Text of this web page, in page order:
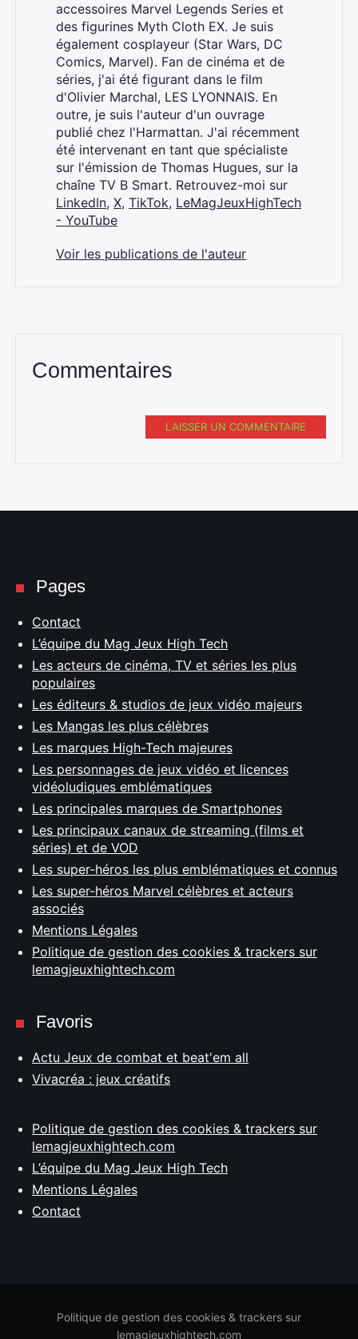
accessoires Marvel Legends Series et
des figurines Myth Cloth EX. Je suis
également cosplayeur (Star Wars, DC
Comics, Marvel). Fan de cinéma et de
séries, j'ai été figurant dans le film
d'Olivier Marchal, LES LYONNAIS. En
outre, je suis l'auteur d'un ouvrage
publié chez l'Harmattan. J'ai récemment
été intervenant en tant que spécialiste
sur l'émission de Thomas Hugues, sur la
chaîne TV B Smart. Retrouvez-moi sur
LinkedIn, X, TikTok, LeMagJeuxHighTech
- YouTube
Voir les publications de l'auteur
Commentaires
LAISSER UN COMMENTAIRE
Pages
Contact
L’équipe du Mag Jeux High Tech
Les acteurs de cinéma, TV et séries les plus
populaires
Les éditeurs & studios de jeux vidéo majeurs
Les Mangas les plus célèbres
Les marques High-Tech majeures
Les personnages de jeux vidéo et licences
vidéoludiques emblématiques
Les principales marques de Smartphones
Les principaux canaux de streaming (films et
séries) et de VOD
Les super-héros les plus emblématiques et connus
Les super-héros Marvel célèbres et acteurs
associés
Mentions Légales
Politique de gestion des cookies & trackers sur
lemagjeuxhightech.com
Favoris
Actu Jeux de combat et beat'em all
Vivacréa : jeux créatifs
Politique de gestion des cookies & trackers sur
lemagjeuxhightech.com
L’équipe du Mag Jeux High Tech
Mentions Légales
Contact
Politique de gestion des cookies & trackers sur
lemagjeuxhightech.com